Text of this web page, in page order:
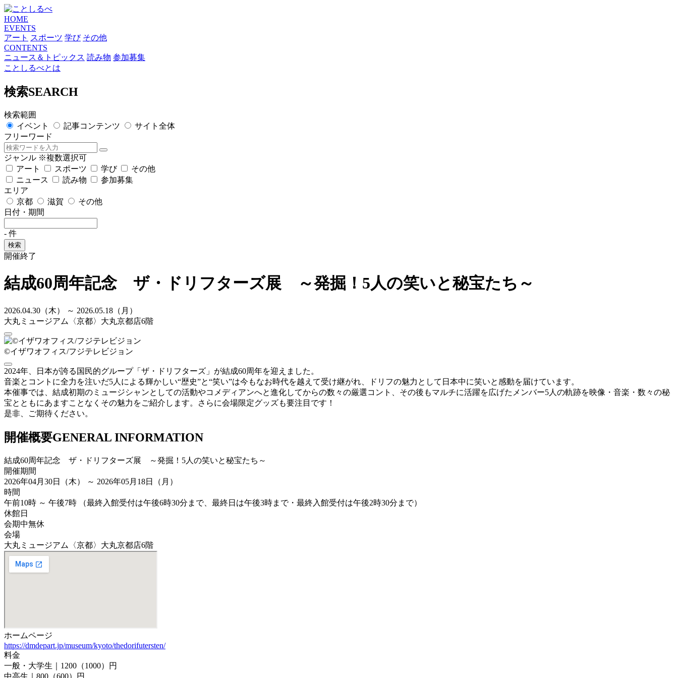
HOME
EVENTS
アート スポーツ 学び その他
CONTENTS
ニュース＆トピックス 読み物 参加募集
ことしるべとは
検索SEARCH
検索範囲
イベント
記事コンテンツ
サイト全体
フリーワード
ジャンル ※複数選択可
アート
スポーツ 学び
その他
ニュース
読み物
参加募集
エリア
京都
滋賀
その他
日付・期間
- 件
検索
開催終了
結成60周年記念 ザ・ドリフターズ展 ～発掘！5人の笑いと秘宝たち～
2026.04.30（木） ～ 2026.05.18（月）
大丸ミュージアム〈京都〉大丸京都店6階
©イザワオフィス/フジテレビジョン
2024年、日本が誇る国民的グループ「ザ・ドリフターズ」が結成60周年を迎えました。
音楽とコントに全力を注いだ5人による輝かしい“歴史”と“笑い”は今もなお時代を越えて受け継がれ、ドリフの魅力として日本中に笑いと感動を届けています。
本催事では、結成初期のミュージシャンとしての活動やコメディアンへと進化してからの数々の厳選コント、その後もマルチに活躍を広げたメンバー5人の軌跡を映像・音楽・数々の秘
宝とともにあますことなくその魅力をご紹介します。さらに会場限定グッズも要注目です！
是非、ご期待ください。
開催概要GENERAL INFORMATION
結成60周年記念 ザ・ドリフターズ展 ～発掘！5人の笑いと秘宝たち～
開催期間
2026年04月30日（木） ～ 2026年05月18日（月）
時間
午前10時 ～ 午後7時 （最終入館受付は午後6時30分まで、最終日は午後3時まで・最終入館受付は午後2時30分まで）
休館日
会期中無休
会場
大丸ミュージアム〈京都〉大丸京都店6階
ホームページ
https://dmdepart.jp/museum/kyoto/thedorifutersten/
料金
一般・大学生｜1200（1000）円
中高生｜800（600）円